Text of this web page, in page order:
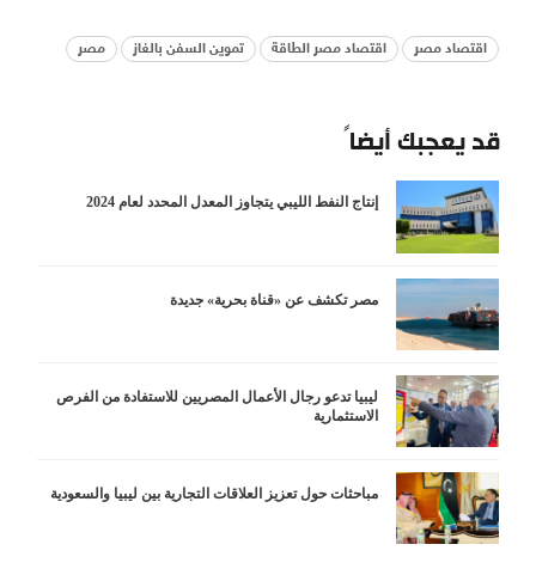
اقتصاد مصر اقتصاد مصر الطاقة تموين السفن بالغاز مصر
قد يعجبك أيضاً
إنتاج النفط الليبي يتجاوز المعدل المحدد لعام 2024
مصر تكشف عن «قناة بحرية» جديدة
ليبيا تدعو رجال الأعمال المصريين للاستفادة من الفرص
الاستثمارية
مباحثات حول تعزيز العلاقات التجارية بين ليبيا والسعودية